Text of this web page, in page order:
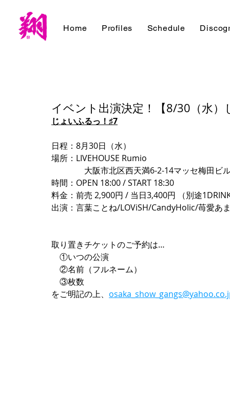
Home Profiles Schedule
イベント出演決定！【8/30（水
じょいふるっ！♯7
日程：8月30日（水）
場所：LIVEHOUSE Rumio
大阪市北区西天満6-2-14マッセ梅田ビル2
時間：OPEN 18:00 / START 18:30
料金：前売 2,900円 / 当日3,400円 （別途
出演：言葉ことね/LOViSH/CandyHolic/苺愛あ
取り置きチケットのご予約は…
①いつの公演
②名前（フルネーム）
③枚数
をご明記の上、